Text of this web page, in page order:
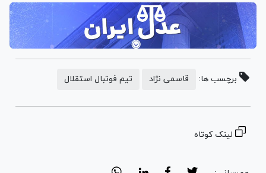
برچسب ها: قاسمی نژاد تیم فوتبال استقلال
لینک کوتاه